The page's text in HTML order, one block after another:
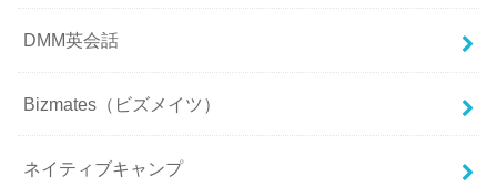
DMM英会話
Bizmates（ビズメイツ）
ネイティブキャンプ